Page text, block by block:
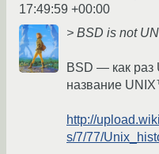
17:49:59 +00:00
> BSD is not
BSD — как раз
название
http://
s/7/77/